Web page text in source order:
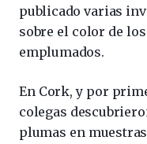
publicado varias
sobre el color de
emplumados.
En Cork, y por
colegas
plumas en